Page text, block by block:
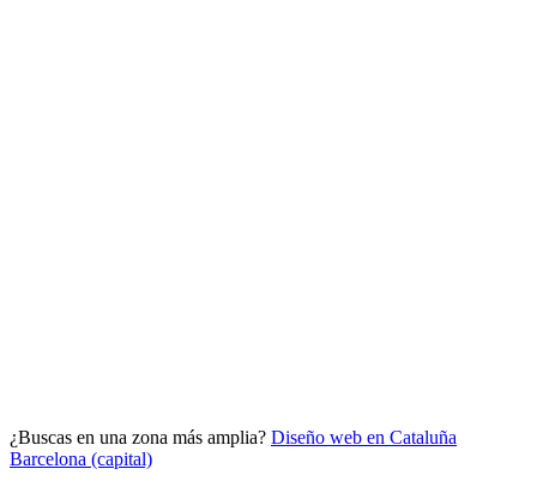
Quiero mi panel
¿Buscas en una zona más amplia? Diseño web en Cataluña
Barcelona (capital)